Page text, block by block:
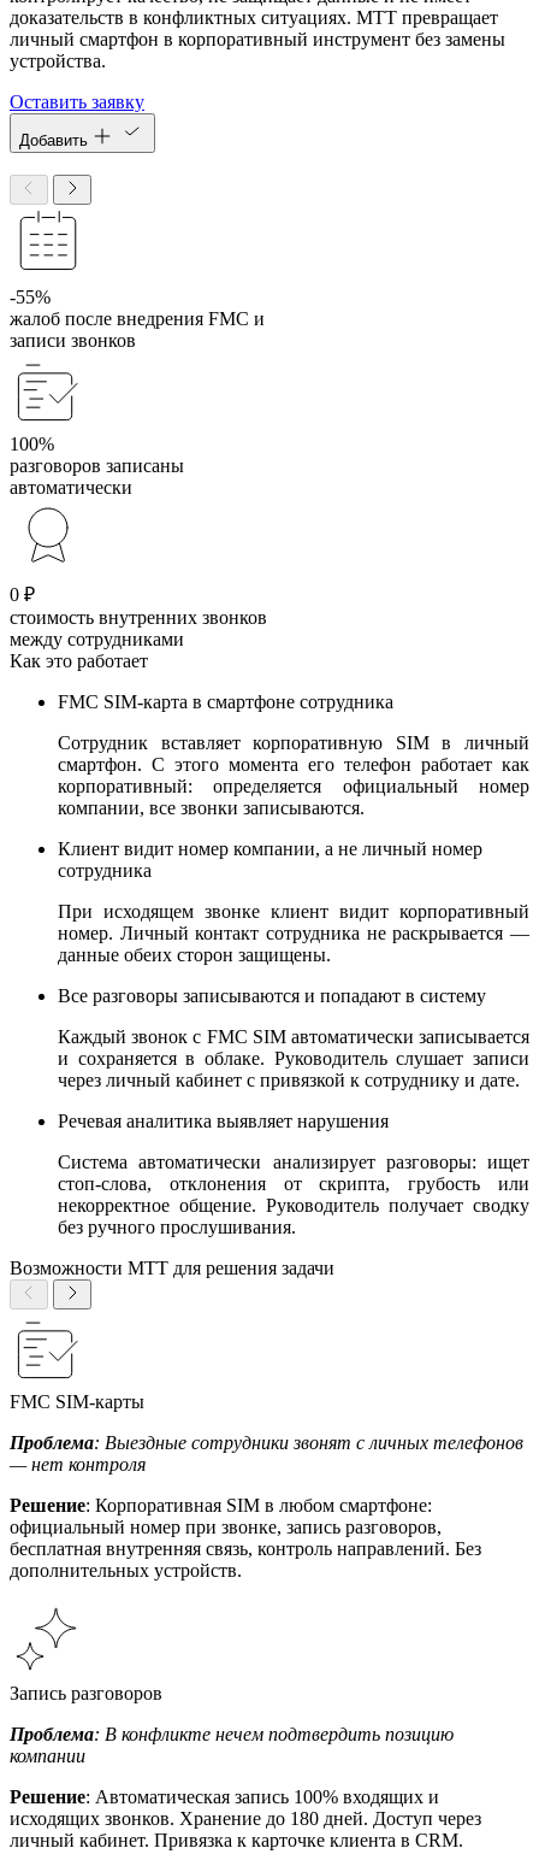
доказательств в конфликтных ситуациях. МТТ превращает
личный смартфон в корпоративный инструмент без замены
устройства.
Оставить заявку
Добавить
-55%
жалоб после внедрения FMC и
записи звонков
100%
разговоров записаны
автоматически
0 ₽
стоимость внутренних звонков
между сотрудниками
Как это работает
FMC SIM-карта в смартфоне сотрудника
Сотрудник вставляет корпоративную SIM в личный
смартфон. С этого момента его телефон работает как
корпоративный: определяется официальный номер
компании, все звонки записываются.
Клиент видит номер компании, а не личный номер
сотрудника
При исходящем звонке клиент видит корпоративный
номер. Личный контакт сотрудника не раскрывается —
данные обеих сторон защищены.
Все разговоры записываются и попадают в систему
Каждый звонок с FMC SIM автоматически записывается
и сохраняется в облаке. Руководитель слушает записи
через личный кабинет с привязкой к сотруднику и дате.
Речевая аналитика выявляет нарушения
Система автоматически анализирует разговоры: ищет
стоп-слова, отклонения от скрипта, грубость или
некорректное общение. Руководитель получает сводку
без ручного прослушивания.
Возможности МТТ для решения задачи
FMC SIM-карты
Проблема: Выездные сотрудники звонят с личных телефонов
— нет контроля
Решение: Корпоративная SIM в любом смартфоне:
официальный номер при звонке, запись разговоров,
бесплатная внутренняя связь, контроль направлений. Без
дополнительных устройств.
Запись разговоров
Проблема: В конфликте нечем подтвердить позицию
компании
Решение: Автоматическая запись 100% входящих и
исходящих звонков. Хранение до 180 дней. Доступ через
личный кабинет. Привязка к карточке клиента в CRM.